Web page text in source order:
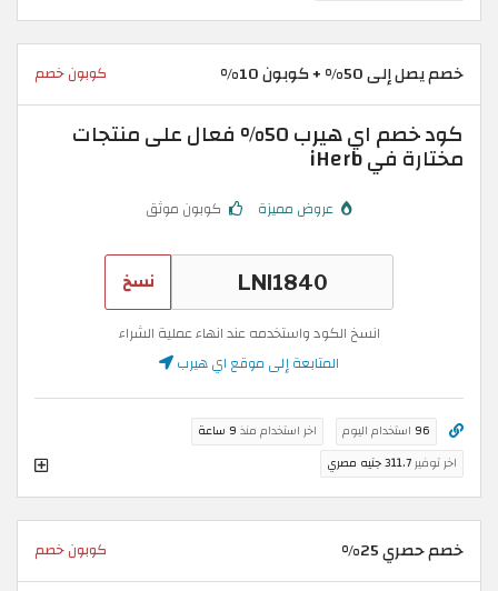
خصم يصل إلى 50% + كوبون 10% كوبون خصم
كود خصم اي هيرب 50% فعال على منتجات
مختارة في iHerb
عروض مميزة كوبون موثق
نسخ
انسخ الكود واستخدمه عند انهاء عملية الشراء
المتابعة إلى موقع اي هيرب
96 استخدام اليوم اخر استخدام منذ 9 ساعة
اخر توفير311.7 جنيه مصري
خصم حصري 25% كوبون خصم